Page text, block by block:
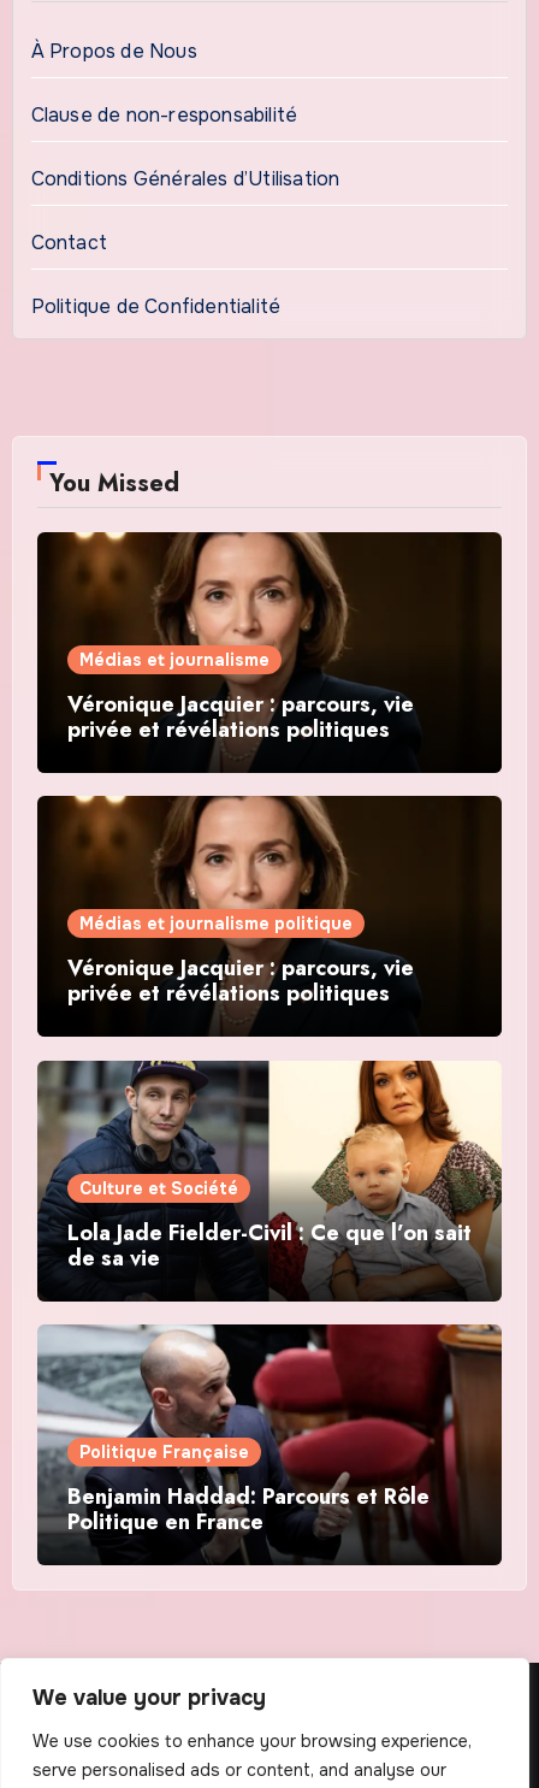
We value your privacy
We use cookies to enhance your browsing experience,
serve personalised ads or content, and analyse our
À Propos de Nous
Clause de non-responsabilité
Conditions Générales d’Utilisation
Contact
Politique de Confidentialité
You Missed
Médias et journalisme
Véronique Jacquier : parcours, vie
privée et révélations politiques
Médias et journalisme politique
Véronique Jacquier : parcours, vie
privée et révélations politiques
Culture et Société
Lola Jade Fielder-Civil : Ce que l’on sait
de sa vie
Politique Française
Benjamin Haddad: Parcours et Rôle
Politique en France
The Scribens